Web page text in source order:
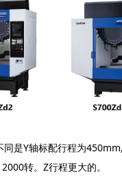
同是Y轴标配行程为
转。Z行程更大的。